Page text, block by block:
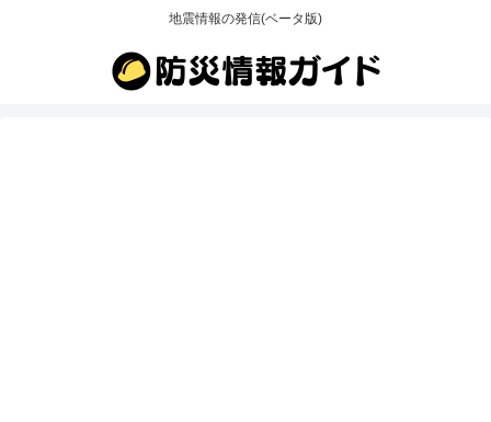
地震情報の発信(ベータ版)